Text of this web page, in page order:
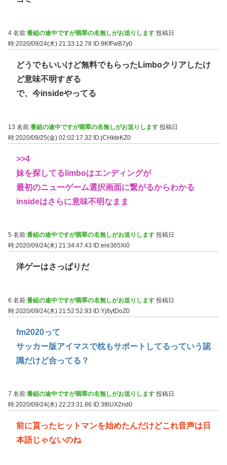
4 名前:番組の途中ですが翡翠の名無しがお送りします 投稿日
時:2020/09/24(木) 21:33:12.78 ID:9KfFwB7y0
どうでもいいけど無料でもらったLimboクリアしたけ
ど意味不明すぎる
で、今insideやってる
13 名前:番組の途中ですが翡翠の名無しがお送りします 投稿日
時:2020/09/25(金) 02:02:17.32 ID:jCHkteKZ0
>>4
妹を探してるlimboはエンディングが
最初のニューゲーム選択画面に繋がるからわかる
insideはさらに意味不明なまま
5 名前:番組の途中ですが翡翠の名無しがお送りします 投稿日
時:2020/09/24(木) 21:34:47.43
ID:ere365Xi0
洋ゲーはさっぱりだ
6 名前:番組の途中ですが翡翠の名無しがお送りします 投稿日
時:2020/09/24(木) 21:52:52.93 ID:Yj8ytDoZ0
fm2020って
サッカー版アイマスで枕もサポートしてるっていう認
識だけど合ってる？
7 名前:番組の途中ですが翡翠の名無しがお送りします 投稿日
時:2020/09/24(木) 22:23:31.86
ID:3t6UX2nd0
前に貰ったヒットマンを始めたんだけどこれ音声は日
本語じゃないのね